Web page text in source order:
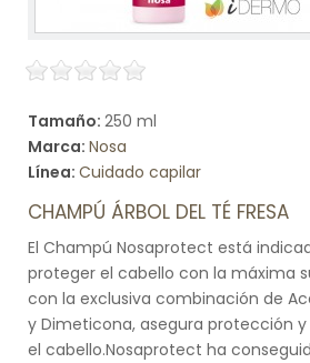
Tamaño: 250 ml
Marca: Nosa
Línea: Cuidado capilar
CHAMPÚ ÁRBOL DEL TÉ FRESA
El Champú Nosaprotect está
proteger el cabello con la máxima
con la exclusiva combinación de
y Dimeticona, asegura protección
el cabello.Nosaprotect ha